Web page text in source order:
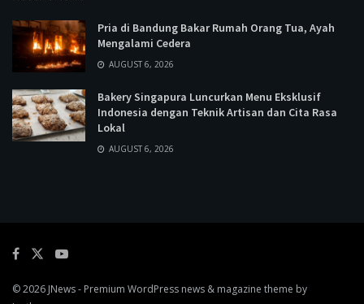
Pria di Bandung Bakar Rumah Orang Tua, Ayah
Mengalami Cedera
AUGUST 6, 2026
Bakery Singapura Luncurkan Menu Eksklusif
Indonesia dengan Teknik Artisan dan Cita Rasa
Lokal
AUGUST 6, 2026
© 2026 JNews- Premium WordPress news & magazine theme by